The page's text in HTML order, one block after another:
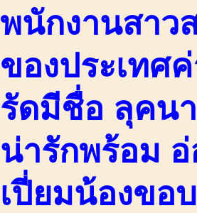
พนักงานสาว
ของประเทศ
รัดมีชื่อ ลุคน
น่ารักพร้อม
เปี่ยมน้องขอ